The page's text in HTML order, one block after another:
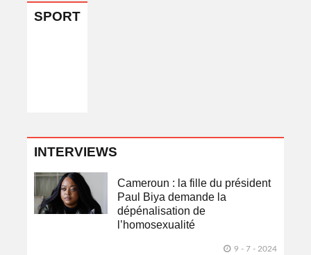
SPORT
INTERVIEWS
Cameroun : la fille du président
Paul Biya demande la
dépénalisation de
l’homosexualité
9 - 7 - 2024